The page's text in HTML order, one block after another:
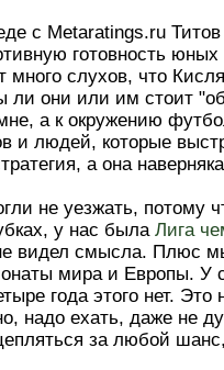
с Metaratings.ru
готовность
много слухов, что
ли они или им стоит
а к окружению
и людей, которые
а она
не уезжать, потому
у нас была Лига
видел смысла. Плюс
мира и Европы. У
года этого нет.
надо ехать, даже не
за любой